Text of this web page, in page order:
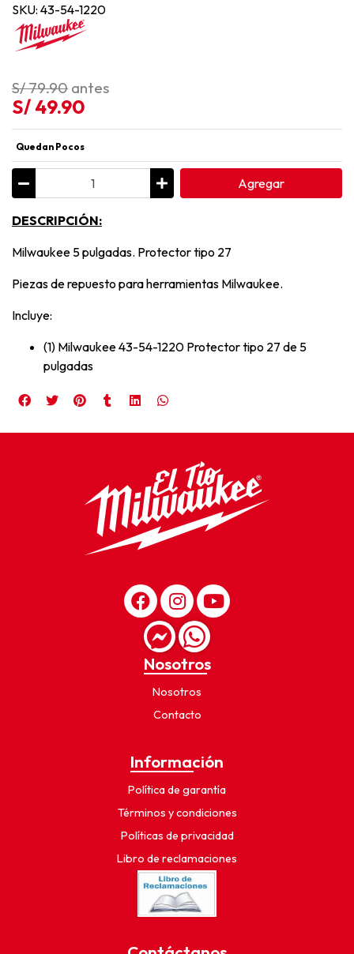
SKU: 43-54-1220
S/ 79.90 antes
S/ 49.90
Quedan Pocos
Agregar
DESCRIPCIÓN:
Milwaukee 5 pulgadas. Protector tipo 27
Piezas de repuesto para herramientas Milwaukee.
Incluye:
(1) Milwaukee 43-54-1220 Protector tipo 27 de 5
pulgadas
Nosotros
Nosotros
Contacto
Información
Política de garantía
Términos y condiciones
Políticas de privacidad
Libro de reclamaciones